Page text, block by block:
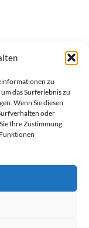
zu
das Surferlebnis zu
Wenn Sie diesen
oder
Ihre Zustimmung